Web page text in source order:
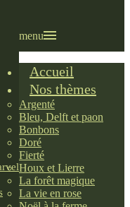
menu
Accueil
Nos thèmes
Argenté
Bleu, Delft et paon
Bonbons
Doré
Fierté
Houx et Lierre
La forêt magique
La vie en rose